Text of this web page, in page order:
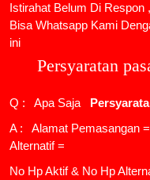
Istirahat Belum Di
Bisa Whatsapp Kami
ini
Persyaratan
Q : Apa Saja
A : Alamat Pemasangan
Alternatif =
No Hp Aktif & No Hp